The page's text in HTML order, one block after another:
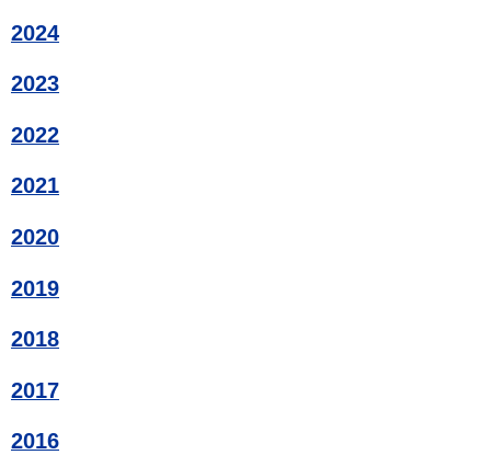
2024
2023
2022
2021
2020
2019
2018
2017
2016